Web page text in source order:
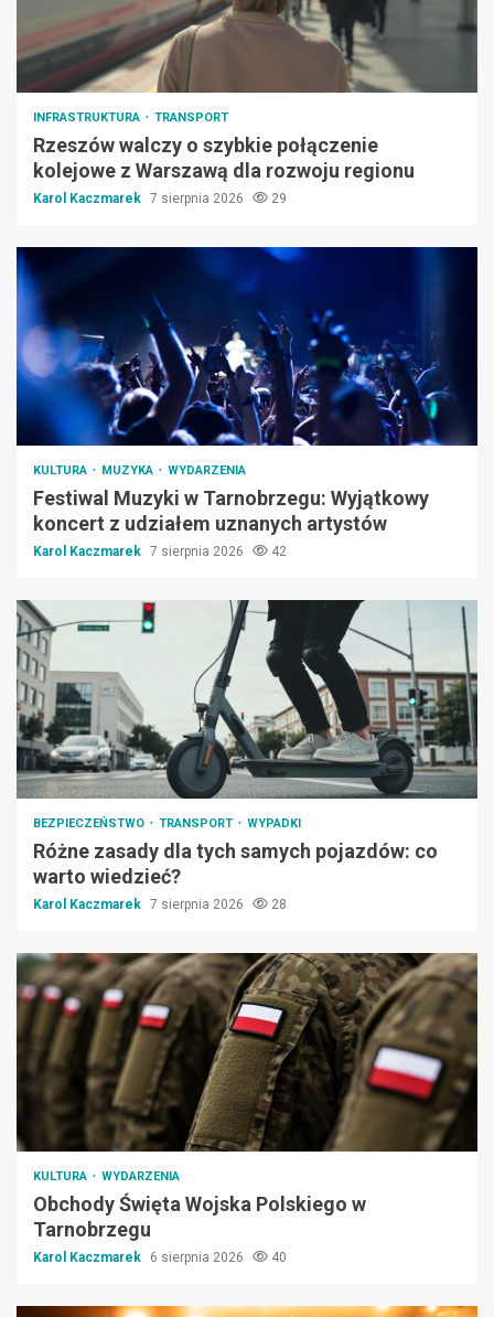
INFRASTRUKTURA TRANSPORT
Rzeszów walczy o szybkie połączenie
kolejowe z Warszawą dla rozwoju regionu
Karol Kaczmarek 7 sierpnia 2026 29
KULTURA MUZYKA WYDARZENIA
Festiwal Muzyki w Tarnobrzegu: Wyjątkowy
koncert z udziałem uznanych artystów
Karol Kaczmarek 7 sierpnia 2026 42
BEZPIECZEŃSTWO TRANSPORT WYPADKI
Różne zasady dla tych samych pojazdów: co
warto wiedzieć?
Karol Kaczmarek 7 sierpnia 2026 28
KULTURA WYDARZENIA
Obchody Święta Wojska Polskiego w
Tarnobrzegu
Karol Kaczmarek 6 sierpnia 2026 40